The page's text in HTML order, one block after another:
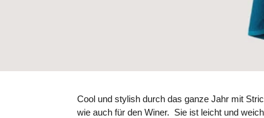
Cool und stylish durch das ganze Jahr mit
wie auch für den Winer. Sie ist leicht und